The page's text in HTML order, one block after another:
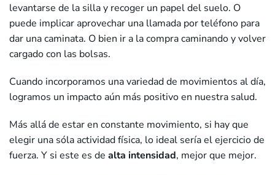
levantarse de la silla y recoger un papel del suelo. O
puede implicar aprovechar una llamada por teléfono para
dar una caminata. O bien ir a la compra caminando y volver
cargado con las bolsas.
Cuando incorporamos una variedad de movimientos al día,
logramos un impacto aún más positivo en nuestra salud.
Más allá de estar en constante movimiento, si hay que
elegir una sóla actividad física, lo ideal sería el ejercicio de
fuerza. Y si este es de alta intensidad, mejor que mejor.